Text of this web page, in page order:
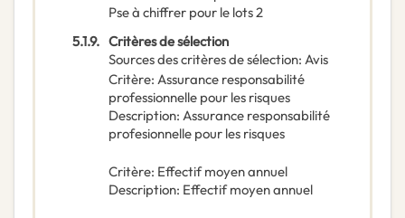
Pse à chiffrer pour le lots 2
5.1.9. Critères de sélection
Sources des critères de sélection: Avis
Critère: Assurance responsabilité
professionnelle pour les risques
Description: Assurance responsabilité
profesionnelle pour les risques
Critère: Effectif moyen annuel
Description: Effectif moyen annuel